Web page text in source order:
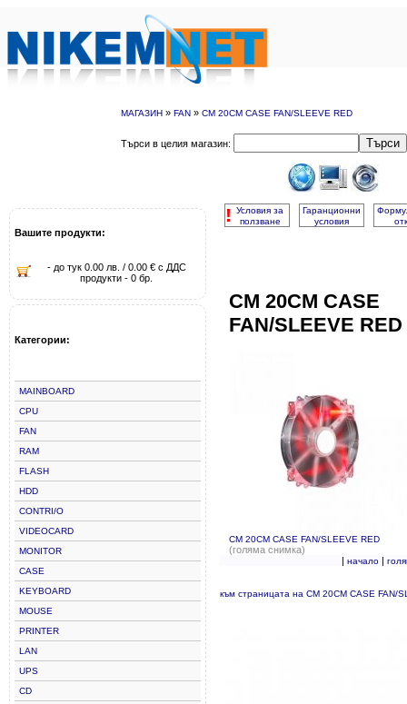
МАГАЗИН » FAN » CM 20CM CASE FAN/SLEEVE RED
Търси в целия магазин: Търси
Вашите продукти:
- до тук 0.00 лв. / 0.00 € с ДДС
продукти - 0 бр.
Категории:
MAINBOARD
CPU
FAN
RAM
FLASH
HDD
CONTRI/O
VIDEOCARD
MONITOR
CASE
KEYBOARD
MOUSE
PRINTER
LAN
UPS
CD
!
Условия за
ползване
Гаранционни
условия
CM 20CM CASE
FAN/SLEEVE RED
CM 20CM CASE FAN/SLEEVE RED
(голяма снимка)
|начало |
към страницата на CM 20CM CASE FAN/